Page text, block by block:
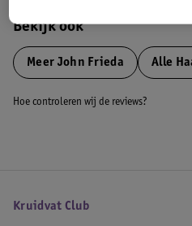
Bekijk ook
Meer John Frieda Alle
Hoe controleren wij de reviews?
Kruidvat Club